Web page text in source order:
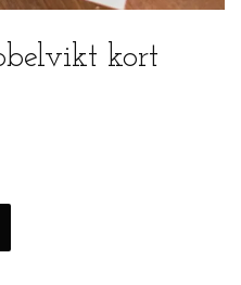
kort